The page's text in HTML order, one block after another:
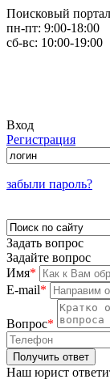
Поисковый
пн-пт: 9:00-18:00
сб-вс: 10:00-19:00
Вход
Регистрация
забыли пароль?
Задать вопрос
Задайте вопрос
Имя*
E-mail*
Вопрос*
Наш юрист